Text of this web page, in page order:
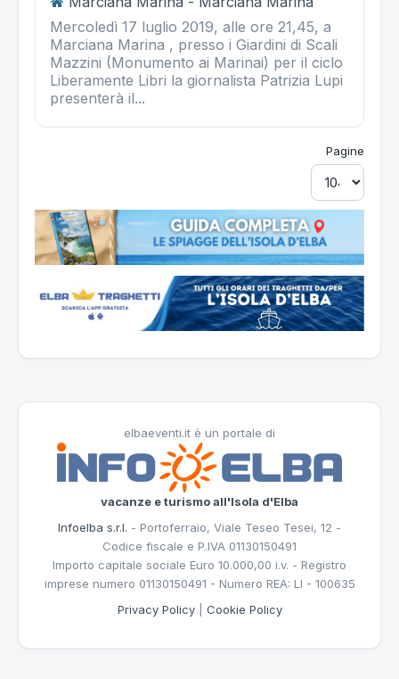
Mercoledì 17 luglio 2019, alle ore 21,45, a
Marciana Marina , presso i Giardini di Scali
Mazzini (Monumento ai Marinai) per il ciclo
Liberamente Libri la giornalista Patrizia Lupi
presenterà il...
Pagine
elbaeventi.it è un portale di
vacanze e turismo all'Isola d'Elba
Infoelba s.r.l. - Portoferraio, Viale Teseo Tesei, 12 -
Codice fiscale e P.IVA 01130150491
Importo capitale sociale Euro 10.000,00 i.v. - Registro
imprese numero 01130150491 - Numero REA: LI - 100635
Privacy Policy| Cookie Policy